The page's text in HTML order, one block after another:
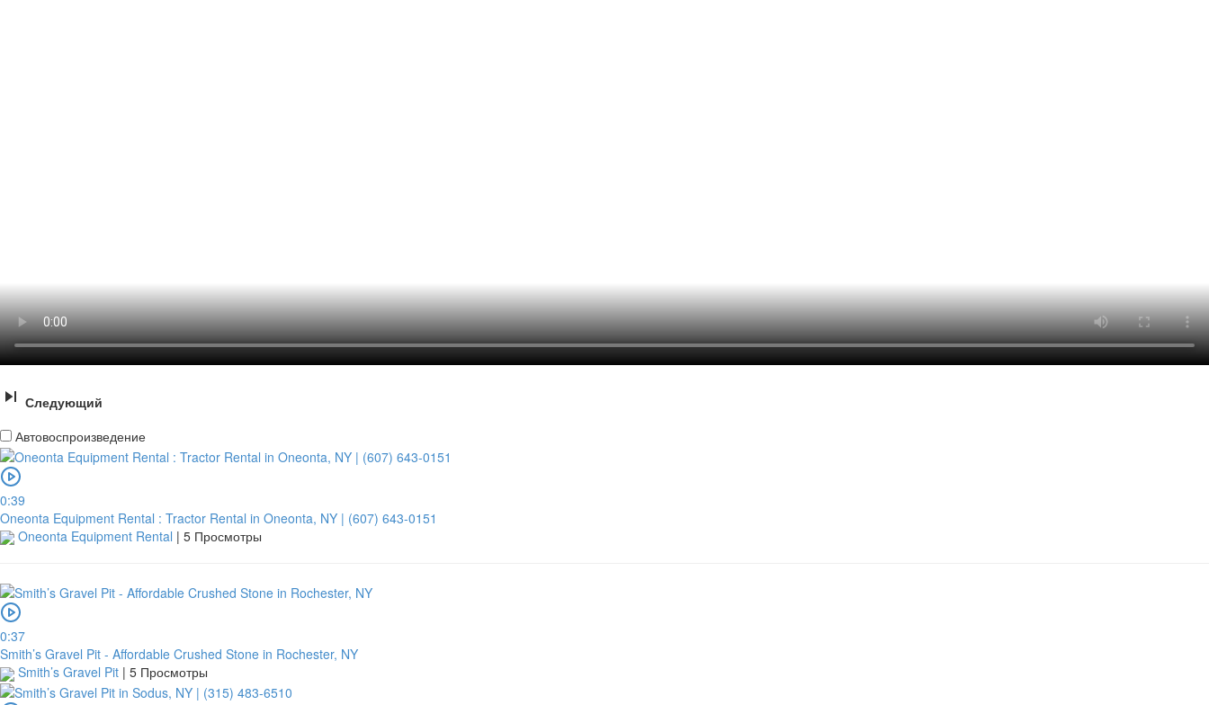
Следующий
Автовоспроизведение
0:39
Oneonta Equipment Rental : Tractor Rental in Oneonta, NY | (607) 643-0151
Oneonta Equipment Rental | 5 Просмотры
0:37
Smith’s Gravel Pit - Affordable Crushed Stone in Rochester, NY
Smith’s Gravel Pit | 5 Просмотры